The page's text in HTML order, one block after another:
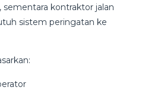
kontraktor jalan
sistem peringatan ke